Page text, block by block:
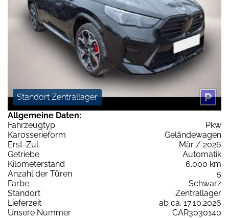
Standort Zentrallager
Allgemeine Daten:
Fahrzeugtyp
Pkw
Karosserieform
Geländewagen
Erst-Zul.
Mär / 2026
Getriebe
Automatik
Kilometerstand
6.000 km
Anzahl der Türen
5
Farbe
Schwarz
Standort
Zentrallager
Lieferzeit
ab ca. 17.10.2026
Unsere Nummer
CAR3030140